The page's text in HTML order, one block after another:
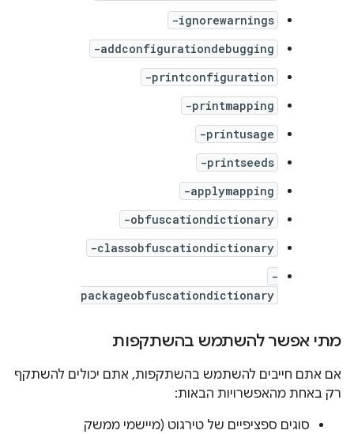
-ignorewarnings
-addconfigurationdebugging
-printconfiguration
-printmapping
-printusage
-printseeds
-applymapping
-obfuscationdictionary
-classobfuscationdictionary
-
packageobfuscationdictionary
מתי אפשר להשתמש בהשתקפות
אם אתם חייבים להשתמש בהשתקפות, אתם יכולים להשתקף
רק באחת מהאפשרויות הבאות:
סוגים ספציפיים של טירגוט (מיישמי ממשק